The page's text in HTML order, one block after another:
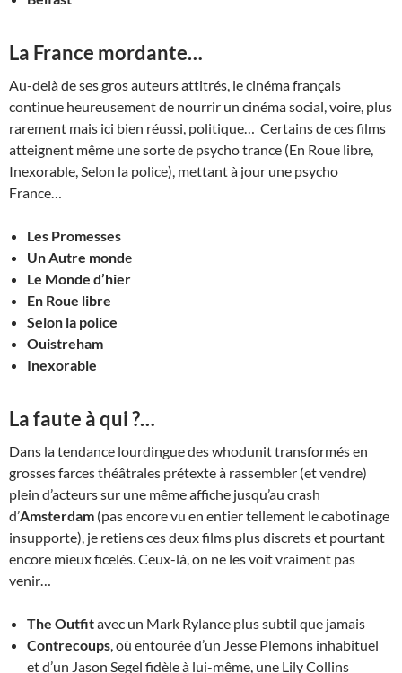
La France mordante…
Au-delà de ses gros auteurs attitrés, le cinéma français
continue heureusement de nourrir un cinéma social, voire, plus
rarement mais ici bien réussi, politique… Certains de ces films
atteignent même une sorte de psycho trance (En Roue libre,
Inexorable, Selon la police), mettant à jour une psycho
France…
Les Promesses
Un Autre monde
Le Monde d’hier
En Roue libre
Selon la police
Ouistreham
Inexorable
La faute à qui ?…
Dans la tendance lourdingue des whodunit transformés en
grosses farces théâtrales prétexte à rassembler (et vendre)
plein d’acteurs sur une même affiche jusqu’au crash
d’Amsterdam (pas encore vu en entier tellement le cabotinage
insupporte), je retiens ces deux films plus discrets et pourtant
encore mieux ficelés. Ceux-là, on ne les voit vraiment pas
venir…
The Outfitavec un Mark Rylance plus subtil que jamais
Contrecoups, où entourée d’un Jesse Plemons inhabituel
et d’un Jason Segel fidèle à lui-même, une Lily Collins